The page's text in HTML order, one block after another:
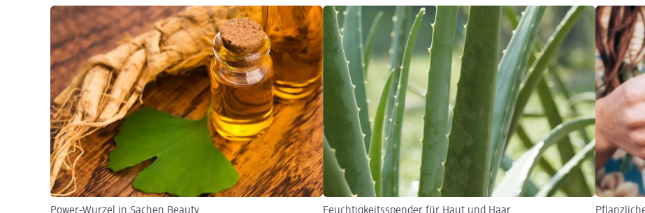
Power-Wurzel in Sachen Beauty Feuchtigkeitsspender für Haut und Haar